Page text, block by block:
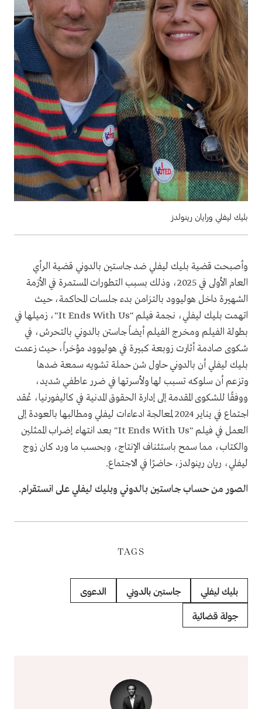
بليك ليفلي ورايان رينولدز
وأصبحت قضية بليك ليفلي ضد جاستين بالدوني قضية الرأي
العام الأولى في 2025، وذلك بسبب التطورات المستمرة في الأزمة
الشهيرة داخل هوليوود بالتزامن بدء جلسات المحاكمة، حيث
اتهمت بليك ليفلي، نجمة فيلم "It Ends With Us"، زميلها في
بطولة الفيلم ومخرج الفيلم أيضاً جاستن بالدوني بالتحرش، في
شكوى صادمة أثارت زوبعة كبيرة في هوليوود مؤخراً، حيث زعمت
بليك ليفلي أن بالدوني حاول شن حملة تشويه سمعة ضدها
وتزعم أن سلوكه تسبب لها ولأسرتها في ضرر عاطفي شديد،
ووفقًا للشكوى المقدمة إلى إدارة الحقوق المدنية في كاليفورنيا، عُقد
اجتماع في يناير 2024 لمعالجة ادعاءات ليفلي ومطالبها بالعودة إلى
العمل في فيلم "It Ends With Us" بعد انتهاء إضراب الممثلين
والكتاب، مما سمح باستئناف الإنتاج، وبحسب ما ورد كان زوج
ليفلي، ريان رينولدز، حاضرًا في الاجتماع.
الصور من حساب جاستين بالدوني وبليك ليفلي على انستقرام.
TAGS
بليك ليفلي جاستين بالدوني الدعوى
جولة قضائية